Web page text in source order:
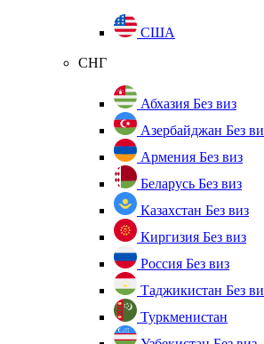
США
СНГ
Абхазия Без виз
Азербайджан Без
Армения Без виз
Беларусь Без виз
Казахстан Без виз
Киргизия Без виз
Россия Без виз
Таджикистан Без
Туркменистан